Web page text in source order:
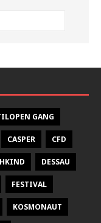
GANG
CASPER CFD
DESSAU
FESTIVAL
KOSMONAUT